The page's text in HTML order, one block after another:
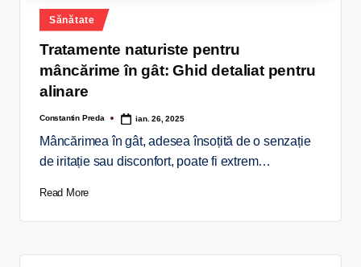
Sănătate
Tratamente naturiste pentru
mâncărime în gât: Ghid detaliat pentru
alinare
Constantin Preda ian. 26, 2025
Mâncărimea în gât, adesea însoțită de o senzație
de iritație sau disconfort, poate fi extrem…
Read More